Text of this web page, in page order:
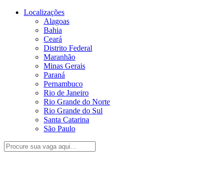
Localizações
Alagoas
Bahia
Ceará
Distrito Federal
Maranhão
Minas Gerais
Paraná
Pernambuco
Rio de Janeiro
Rio Grande do Norte
Rio Grande do Sul
Santa Catarina
São Paulo